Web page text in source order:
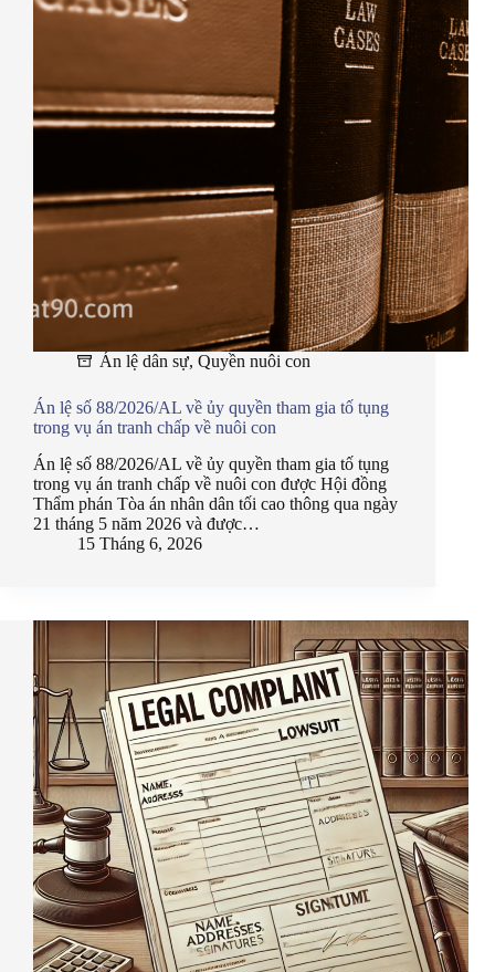
Án lệ dân sự, Quyền nuôi con
Án lệ số 88/2026/AL về ủy quyền tham gia tố tụng
trong vụ án tranh chấp về nuôi con
Án lệ số 88/2026/AL về ủy quyền tham gia tố tụng
trong vụ án tranh chấp về nuôi con được Hội đồng
Thẩm phán Tòa án nhân dân tối cao thông qua ngày
21 tháng 5 năm 2026 và được…
15 Tháng 6, 2026